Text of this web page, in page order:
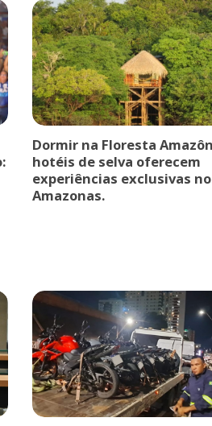
Dormir na Floresta
hotéis de selva oferecem
experiências exclusivas no
Amazonas.